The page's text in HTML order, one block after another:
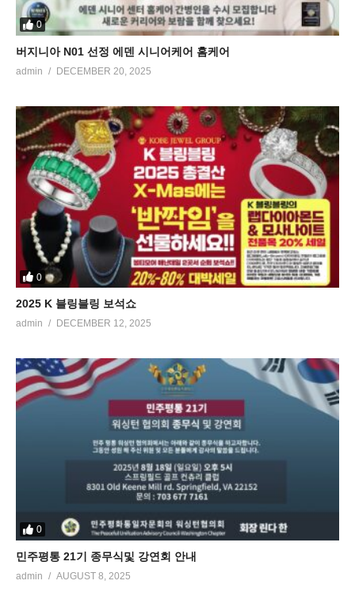
0
버지니아 N01 선정 에덴 시니어케어 홈케어
admin DECEMBER 20, 2025
0
2025 K 블링블링 보석쇼
admin DECEMBER 12, 2025
0
민주평통 21기 종무식및 강연회 안내
admin AUGUST 8, 2025